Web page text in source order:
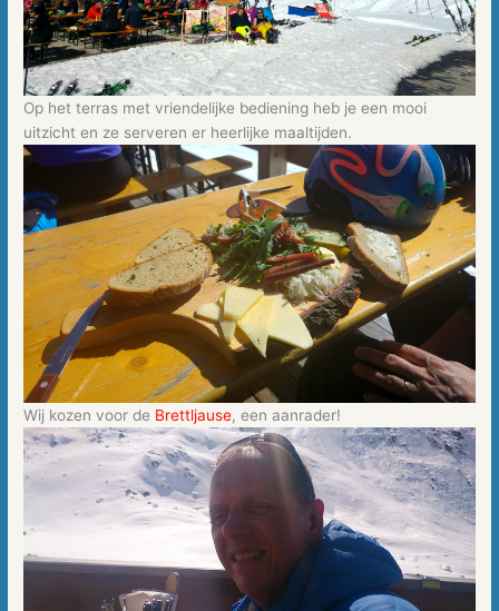
Op het terras met vriendelijke bediening heb je een mooi
uitzicht en ze serveren er heerlijke maaltijden.
Wij kozen voor de Brettljause, een aanrader!